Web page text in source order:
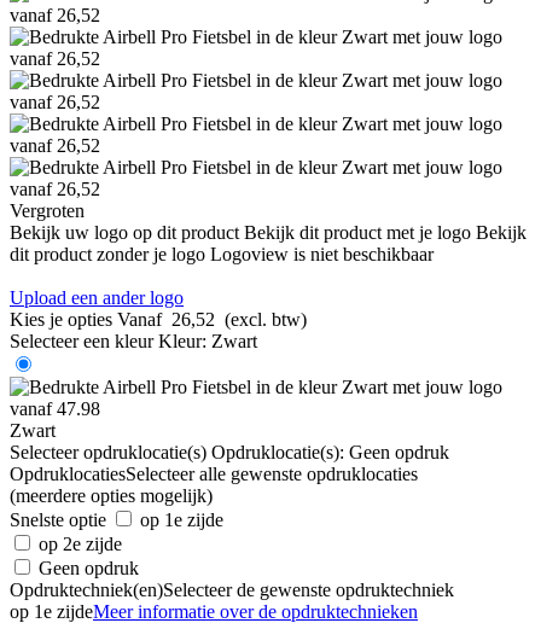
Vergroten
Bekijk uw logo op dit product Bekijk dit product met je logo Bekijk
dit product zonder je logo Logoview is niet beschikbaar
Upload een ander logo
Kies je opties Vanaf 26,52 (excl. btw)
Selecteer een kleur Kleur: Zwart
Zwart
Selecteer opdruklocatie(s) Opdruklocatie(s): Geen opdruk
OpdruklocatiesSelecteer alle gewenste opdruklocaties
(meerdere opties mogelijk)
Snelste optie
op 1e zijde
op 2e zijde
Geen opdruk
Opdruktechniek(en)Selecteer de gewenste opdruktechniek
op 1e zijdeMeer informatie over de opdruktechnieken